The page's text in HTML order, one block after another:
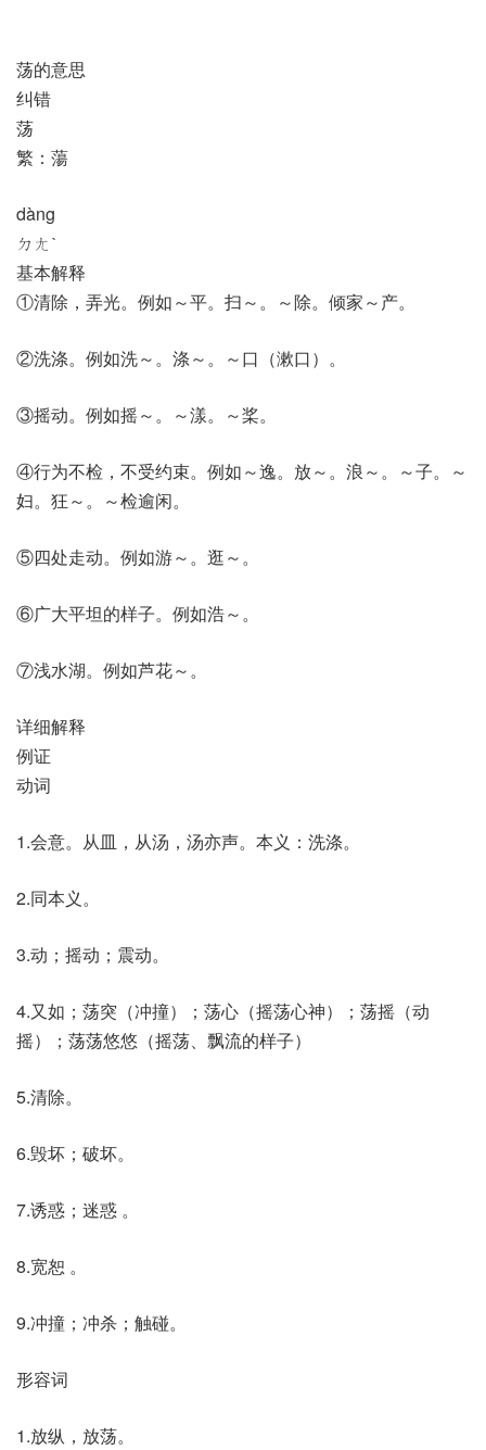
荡的意思
纠错
荡
繁：蕩
dàng
ㄉㄤˋ
基本解释
①清除，弄光。例如～平。扫～。～除。倾家～产。
②洗涤。例如洗～。涤～。～口（漱口）。
③摇动。例如摇～。～漾。～桨。
④行为不检，不受约束。例如～逸。放～。浪～。～子。～
妇。狂～。～检逾闲。
⑤四处走动。例如游～。逛～。
⑥广大平坦的样子。例如浩～。
⑦浅水湖。例如芦花～。
详细解释
例证
动词
1.会意。从皿，从汤，汤亦声。本义：洗涤。
2.同本义。
3.动；摇动；震动。
4.又如；荡突（冲撞）；荡心（摇荡心神）；荡摇（动
摇）；荡荡悠悠（摇荡、飘流的样子）
5.清除。
6.毁坏；破坏。
7.诱惑；迷惑 。
8.宽恕 。
9.冲撞；冲杀；触碰。
形容词
1.放纵，放荡。